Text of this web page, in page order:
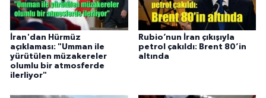
İran'dan Hürmüz
açıklaması: "Umman ile
yürütülen müzakereler
olumlu bir atmosferde
ilerliyor"
Rubio’nun İran çıkışıyla
petrol çakıldı: Brent 80’in
altında